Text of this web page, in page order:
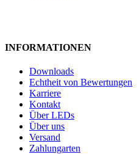
INFORMATIONEN
Downloads
Echtheit von Bewertungen
Karriere
Kontakt
Über LEDs
Über uns
Versand
Zahlungarten